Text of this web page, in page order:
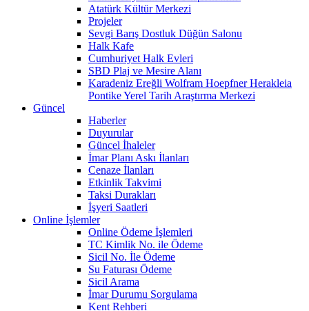
Atatürk Kültür Merkezi
Projeler
Sevgi Barış Dostluk Düğün Salonu
Halk Kafe
Cumhuriyet Halk Evleri
SBD Plaj ve Mesire Alanı
Karadeniz Ereğli Wolfram Hoepfner Herakleia
Pontike Yerel Tarih Araştırma Merkezi
Güncel
Haberler
Duyurular
Güncel İhaleler
İmar Planı Askı İlanları
Cenaze İlanları
Etkinlik Takvimi
Taksi Durakları
İşyeri Saatleri
Online İşlemler
Online Ödeme İşlemleri
TC Kimlik No. ile Ödeme
Sicil No. İle Ödeme
Su Faturası Ödeme
Sicil Arama
İmar Durumu Sorgulama
Kent Rehberi